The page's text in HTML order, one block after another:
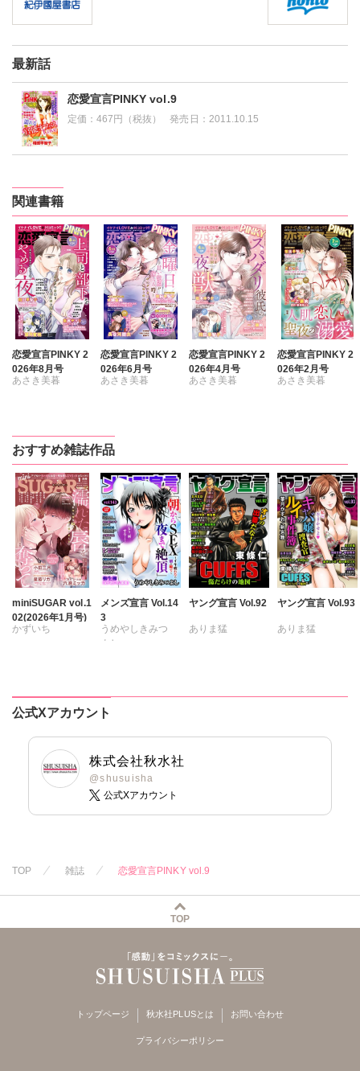
最新話
恋愛宣言PINKY vol.9
定価：467円（税抜） 発売日： 2011.10.15
関連書籍
恋愛宣言PINKY 2
026年8月号
あさき美暮
まろん 一之瀬絢
彩戸サイコ
紫賀サヲリ
小鳥晶
松本ゆうか
水瀬友美
相田早智子
知葉サナガ
望月蜜桃
妹尾美穂
蜜蜂アヤ
五珠
恋愛宣言PINKY 2
026年6月号
あさき美暮
まろん
小鳥晶
松本ゆうか
水瀬友美
相田早智子
大橋薫
知葉サナガ
長谷河樹衣
風雅ゆゆ
妹尾美穂
蜜蜂アヤ
春時雨よわ
恋愛宣言PINKY 2
026年4月号
あさき美暮
紫賀サヲリ
小鳥晶
松本ゆうか
水瀬友美
相田早智子
知葉サナガ
妹尾美穂
蜜蜂アヤ
恋愛宣言PINKY 2
026年2月号
あさき美暮
小鳥晶
松本ゆうか
水瀬友美
相田早智子
知葉サナガ
望月蜜桃
妹尾美穂
蜜蜂アヤ 紅ヶ屋
おすすめ雑誌作品
miniSUGAR vol.1
02(2026年1月号)
かずいち
桐嶋ショウコ
小田三月
星脇リカ
清水沙斗子
さくら蒼
小出ちゃこ
メンズ宣言 Vol.14
3
うめやしきみつ
よし
雪景 粕谷秀夫
岬ゆきひろ
柳生柳
葉月かずお
みた森たつや
大谷みこと
ヤング宣言 Vol.92
ありま猛
白虎丸 粕谷秀夫
ヤング宣言 Vol.93
ありま猛
白虎丸 粕谷秀夫
公式Xアカウント
株式会社秋水社
@shusuisha
公式Xアカウント
TOP 雑誌 恋愛宣言PINKY vol.9
TOP
トップページ 秋水社PLUSとは お問い合わせ
プライバシーポリシー